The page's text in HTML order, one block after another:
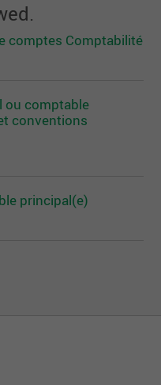
comptes Comptabilité
ou comptable
conventions
principal(e)